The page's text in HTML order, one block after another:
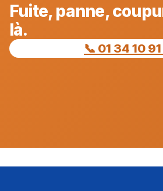
Fuite, panne,
là.
📞 01 34 10